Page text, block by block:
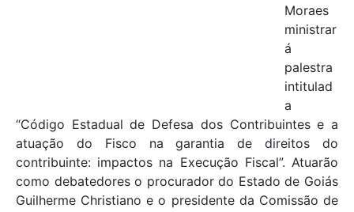
Moraes
ministrar
á
palestra
intitulad
a
“Código Estadual de Defesa dos Contribuintes e a
atuação do Fisco na garantia de direitos do
contribuinte: impactos na Execução Fiscal”. Atuarão
como debatedores o procurador do Estado de Goiás
Guilherme Christiano e o presidente da Comissão de